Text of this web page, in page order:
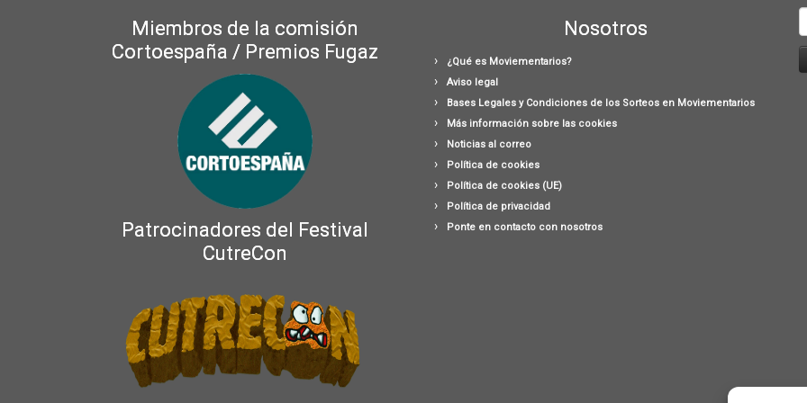
Miembros de la comisión
Cortoespaña / Premios Fugaz
Patrocinadores del Festival
CutreCon
Nosotros
¿Qué es Moviementarios?
Aviso legal
Bases Legales y Condiciones de los Sorteos en Moviementarios
Más información sobre las cookies
Noticias al correo
Política de cookies
Política de cookies (UE)
Política de privacidad
Ponte en contacto con nosotros